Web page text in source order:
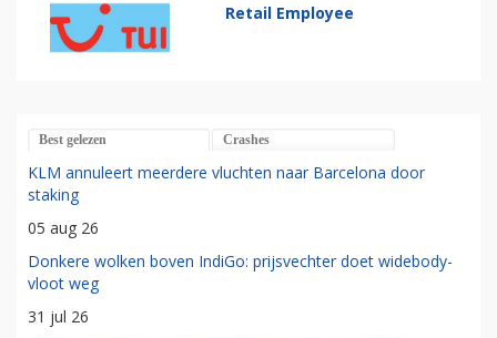
Retail Employee
Best gelezen Crashes
KLM annuleert meerdere vluchten naar Barcelona door
staking
05 aug 26
Donkere wolken boven IndiGo: prijsvechter doet widebody-
vloot weg
31 jul 26